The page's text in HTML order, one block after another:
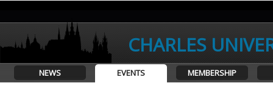
CHARLES
NEWS EVENTS MEMBERSHIP